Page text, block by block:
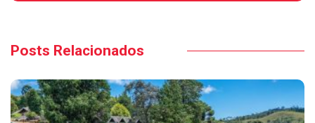
Posts Relacionados